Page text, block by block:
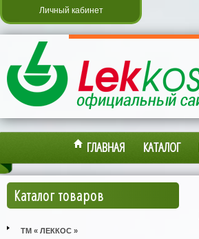
Личный кабинет
ГЛАВНАЯ КАТАЛОГ
Каталог товаров
ТМ « ЛЕККОС »